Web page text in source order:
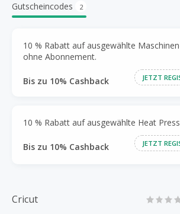
Gutscheincodes 2
10 % Rabatt auf ausgewählte
ohne Abonnement.
Bis zu 10% Cashback JETZT
10 % Rabatt auf ausgewählte Heat
Bis zu 10% Cashback JETZT
Cricut